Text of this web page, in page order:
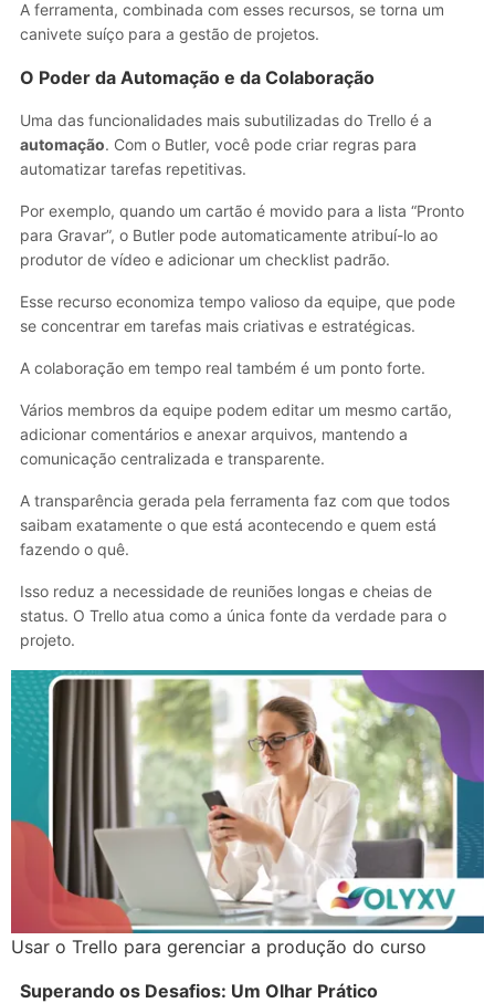
A ferramenta, combinada com esses recursos, se torna um
canivete suíço para a gestão de projetos.
O Poder da Automação e da Colaboração
Uma das funcionalidades mais subutilizadas do Trello é a
automação. Com o Butler, você pode criar regras para
automatizar tarefas repetitivas.
Por exemplo, quando um cartão é movido para a lista “Pronto
para Gravar”, o Butler pode automaticamente atribuí-lo ao
produtor de vídeo e adicionar um checklist padrão.
Esse recurso economiza tempo valioso da equipe, que pode
se concentrar em tarefas mais criativas e estratégicas.
A colaboração em tempo real também é um ponto forte.
Vários membros da equipe podem editar um mesmo cartão,
adicionar comentários e anexar arquivos, mantendo a
comunicação centralizada e transparente.
A transparência gerada pela ferramenta faz com que todos
saibam exatamente o que está acontecendo e quem está
fazendo o quê.
Isso reduz a necessidade de reuniões longas e cheias de
status. O Trello atua como a única fonte da verdade para o
projeto.
Usar o Trello para gerenciar a produção do curso
Superando os Desafios: Um Olhar Prático